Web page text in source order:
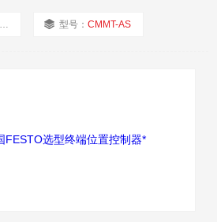
型号：CMMT-AS